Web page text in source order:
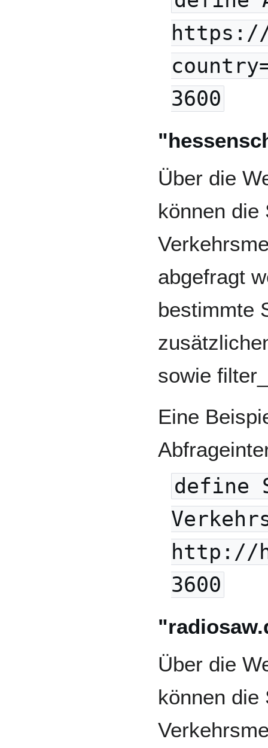
https://
3600
Über die
können die
abgefragt
bestimmte
sowie
Eine
define
http://
3600
Über die
können die